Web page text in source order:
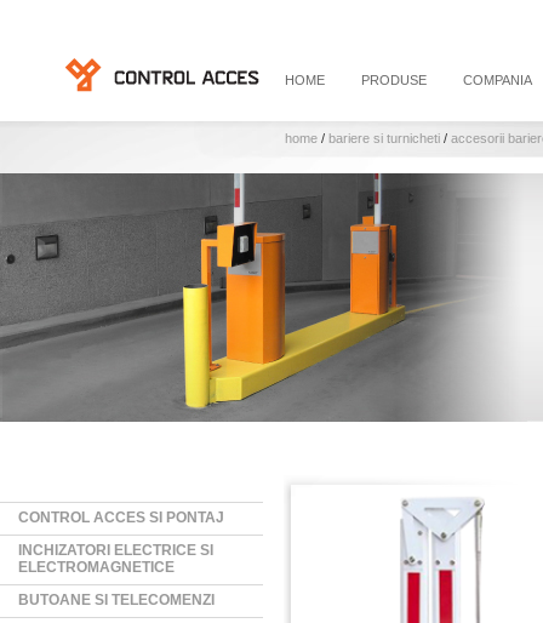
HOME PRODUSE COMPANIA
home / bariere si turnicheti / accesorii
CONTROL ACCES SI PONTAJ
INCHIZATORI ELECTRICE SI
ELECTROMAGNETICE
BUTOANE SI TELECOMENZI